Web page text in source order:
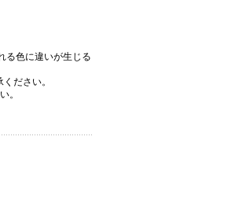
る色に違いが生じる
ださい。
。